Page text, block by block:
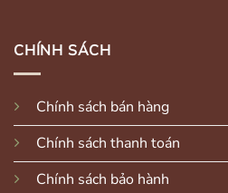
CHÍNH SÁCH
Chính sách bán hàng
Chính sách thanh toán
Chính sách bảo hành